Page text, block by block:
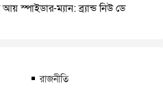
স্পাইডার-ম্যান: ব্র্যান্ড নিউ ডে
রাজনীতি